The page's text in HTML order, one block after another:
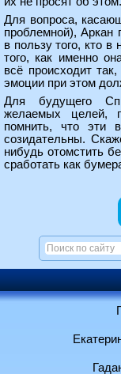
Для вопроса,
проблемной), Аркан
в пользу того, кто
того, как именно
всё происходит
эмоции при этом
Для будущего
желаемых целей,
помнить, что эти
созидательны.
нибудь отомстить
сработать как